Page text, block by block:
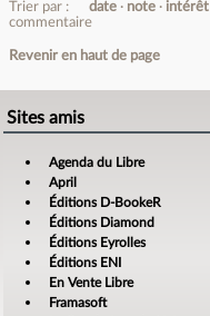
Trier par : date note intérêt
commentaire
Revenir en haut de page
Sites amis
Agenda du Libre
April
Éditions D-BookeR
Éditions Diamond
Éditions Eyrolles
Éditions ENI
En Vente Libre
Framasoft